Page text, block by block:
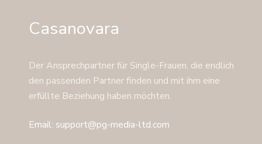
Casanovara
Der Ansprechpartner für Single-Frauen, die endlich
den passenden Partner finden und mit ihm eine
erfüllte Beziehung haben möchten.
Email: support@pg-media-ltd.com